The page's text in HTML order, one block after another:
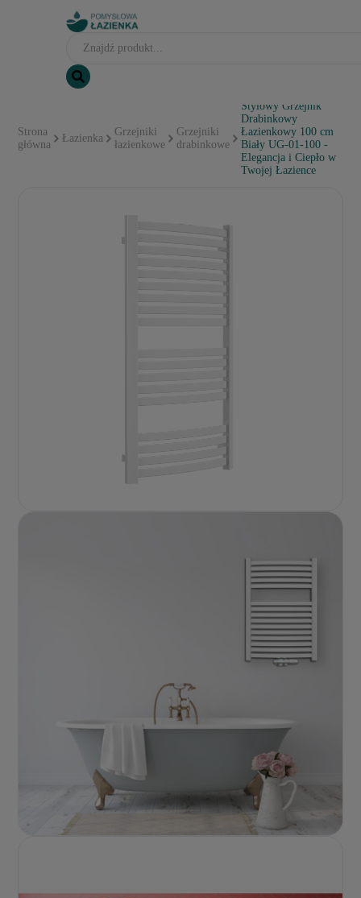
Strona
główna
Łazienka
Grzejniki
łazienkowe
Grzejniki
drabinkowe
Stylowy Grzejnik
Drabinkowy
Łazienkowy 100 cm
Biały UG-01-100 -
Elegancja i Ciepło w
Twojej Łazience